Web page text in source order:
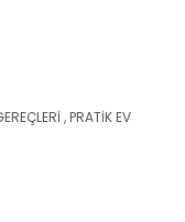
,PRATİK EV